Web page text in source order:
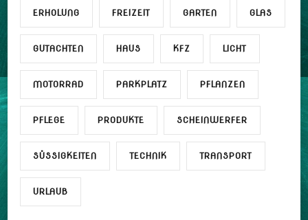
ERHOLUNG FREIZEIT GARTEN GLAS
GUTACHTEN HAUS KFZ LICHT
MOTORRAD PARKPLATZ PFLANZEN
PFLEGE PRODUKTE SCHEINWERFER
SÜSSIGKEITEN TECHNIK TRANSPORT
URLAUB